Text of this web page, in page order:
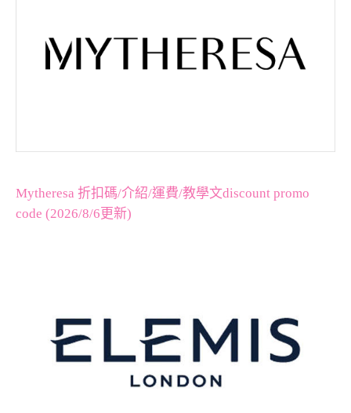
Mytheresa 折扣碼/介紹/運費/教學文discount promo
code (2026/8/6更新)